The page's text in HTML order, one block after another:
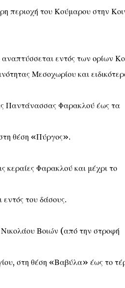
περιοχή του Κούμαρου στην
εντός των ορίων
Μεσοχωρίου και
Παντάνασσας Φαρακλού έως τα
θέση «Πύργος».
κεραίες Φαρακλού και μέχρι το
εντός του δάσους.
Βοιών (από την στροφή
στη θέση «Βαβύλα» έως το